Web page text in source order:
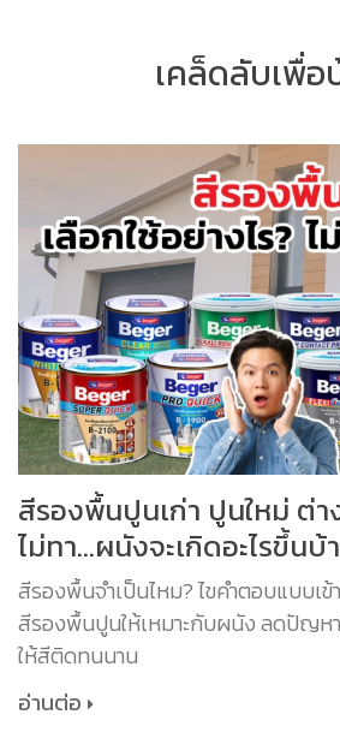
เคล็ดลับเพื่อ
สีรองพื้นปูนเก่า ปูนใหม่ ต่า
ไม่ทา...ผนังจะเกิดอะไรขึ้นบ้
สีรองพื้นจำเป็นไหม? ไขคำตอบแบบเข้
สีรองพื้นปูนให้เหมาะกับผนัง ลดปัญห
ให้สีติดทนนาน
อ่านต่อ